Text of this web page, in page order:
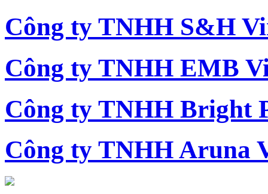
Công ty TNHH S&H
Công ty TNHH EMB
Công ty TNHH Bright
Công ty TNHH Aruna